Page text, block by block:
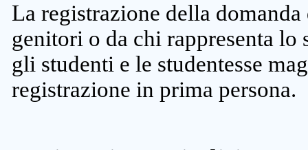
La registrazione della
genitori o da chi rappresenta lo
gli studenti e le studentesse
registrazione in prima persona.